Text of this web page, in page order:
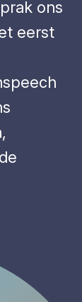
ons
eerst